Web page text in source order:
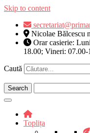
Skip to content
Nicolae Bălcescu
Orar casierie:
18.00; Vineri: 07.00-
Caută
Toplița